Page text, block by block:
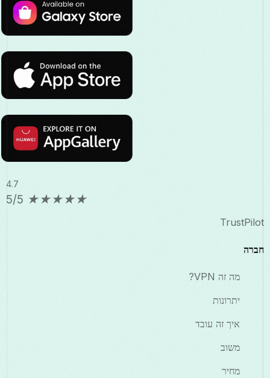
4.7
★
★
★
★
★
5/5
TrustPilot
חברה
מה זה VPN?
יתרונות
איך זה עובד
משוב
מחיר